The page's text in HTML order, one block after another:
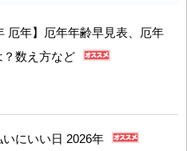
厄年】厄年年齢早見表、厄年
？数え方など
にいい日 2026年